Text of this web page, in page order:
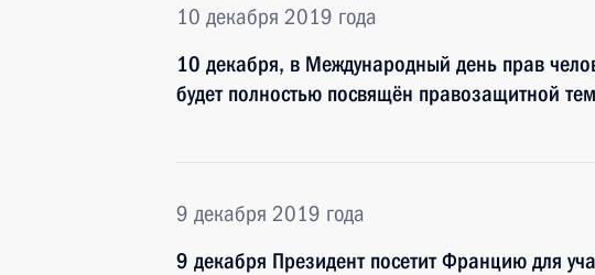
10 декабря 2019 года
10 декабря, в Международный день прав
будет полностью посвящён правозащитной
9 декабря 2019 года
9 декабря Президент посетит Францию для